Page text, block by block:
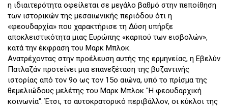
η ιδιαιτερότητα οφείλεται σε μεγάλο βαθμό στην πεποίθηση
των ιστορικών της μεσαιωνικής περιόδου ότι η
«φεουδαρχία» που χαρακτήρισε τη Δύση υπήρξε
αποκλειστικότητα μιας Ευρώπης «καρπού των εισβολών»,
κατά την έκφραση του Μαρκ Μπλοκ.
Ανατρέχοντας στην προέλευση αυτής της ερμηνείας, η Εβελύν
Πατλαζάν προτείνει μια επανεξέταση της βυζαντινής
ιστορίας από τον 9ο ως τον 15ο αιώνα, υπό το πρίσμα της
θεμελιώδους μελέτης του Μαρκ Μπλοκ "Η φεουδαρχική
κοινωνία". Έτσι, το αυτοκρατορικό περιβάλλον, οι κύκλοι της